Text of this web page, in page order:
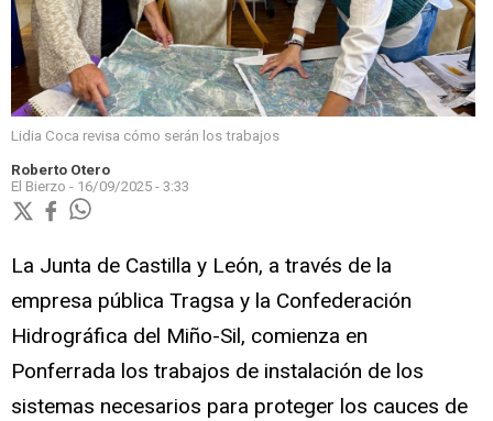
Lidia Coca revisa cómo serán los trabajos
Roberto Otero
El Bierzo - 16/09/2025 - 3:33
La Junta de Castilla y León, a través de la
empresa pública Tragsa y la Confederación
Hidrográfica del Miño-Sil, comienza en
Ponferrada los trabajos de instalación de los
sistemas necesarios para proteger los cauces de